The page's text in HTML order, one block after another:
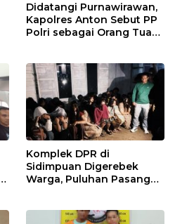
Didatangi Purnawirawan,
Kapolres Anton Sebut PP
Polri sebagai Orang Tua
Komplek DPR di
Sidimpuan Digerebek
Warga, Puluhan Pasangan